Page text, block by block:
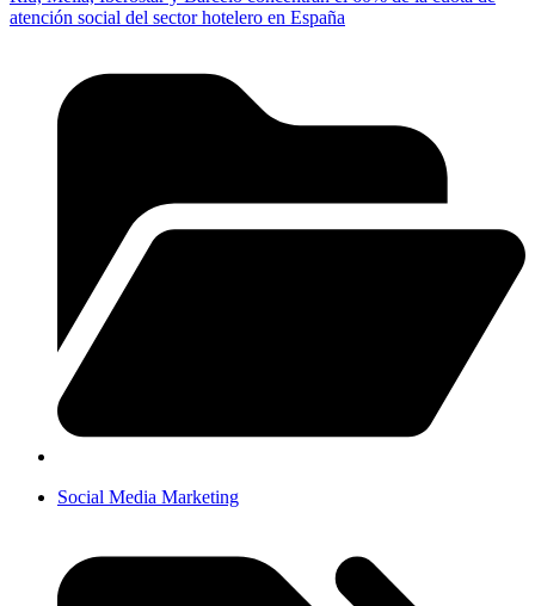
atención social del sector hotelero en España
Social Media Marketing